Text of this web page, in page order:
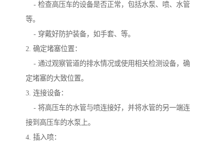
- 检查高压车的设备是否正常，包括水泵、喷、水管
等。
- 穿戴好防护装备，如手套、等。
2. 确定堵塞位置：
- 通过观察管道的排水情况或使用相关检测设备，确
定堵塞的大致位置。
3. 连接设备：
- 将高压车的水管与喷连接好，并将水管的另一端连
接到高压车的水泵上。
4. 插入喷：